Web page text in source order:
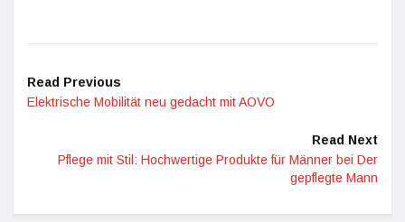
Read Previous
Elektrische Mobilität neu gedacht mit AOVO
Read Next
Pflege mit Stil: Hochwertige Produkte für Männer bei Der
gepflegte Mann